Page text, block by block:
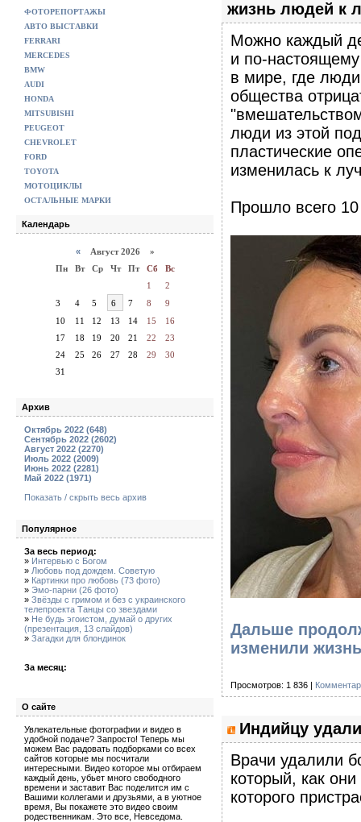
ФОТОРЕПОРТАЖЫ
АВТО ВЫСТАВКИ
FERRARI
MERCEDES
BMW
AUDI
HONDA
MITSUBISHI
PEUGEOT
CHEVROLET
FORD
TOYOTA
МОТОЦИКЛЫ
ОСТАЛЬНЫЕ МАРКИ
Календарь
« Август 2026 »
Пн
Вт Ср Чт Пт Сб
Вс
1
2
3
4 5 6 7 8
9
10
11 12 13 14 15
16
17
18 19 20 21 22
23
24
25 26 27 28 29
30
31
Архив
Октябрь 2022 (648)
Сентябрь 2022 (2602)
Август 2022 (2270)
Июль 2022 (2009)
Июнь 2022 (2281)
Май 2022 (1971)
Показать / скрыть весь архив
Популярное
За весь период:
» Интервью с Богом
» Любовь под дождем. Советую
» Картинки про любовь (73 фото)
» Эмо-парни (26 фото)
» Звёзды с гримом и без с украинского
телепроекта Танцы со звездами
» Не будь эгоистом, думай о других
(презентация, 13 слайдов)
» Загадки для блондинок
За месяц:
О сайте
Увлекательные фотографии и видео в
удобной подаче? Запросто! Теперь мы
можем Вас радовать подборками со всех
сайтов которые мы посчитали
интересными. Видео которое мы отбираем
каждый день, убьет много свободного
времени и заставит Вас поделится им с
Вашими коллегами и друзьями, а в уютное
время, Вы покажете это видео своим
родественникам. Это все, Невседома.
жизнь людей к
Можно каждый
и по-
в мире, где
общества
люди из этой
пластические
изменилась к
Прошло всего
Дальше
изменили
Просмотров: 1 836 |
Индийцу
Врачи удалили
который, как они
которого